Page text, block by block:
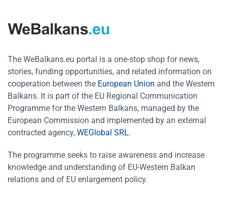
The WeBalkans.eu portal is a one-stop shop for news,
stories, funding opportunities, and related information on
cooperation between the European Union and the Western
Balkans. It is part of the EU Regional Communication
Programme for the Western Balkans, managed by the
European Commission and implemented by an external
contracted agency, WEGlobal SRL.
The programme seeks to raise awareness and increase
knowledge and understanding of EU-Western Balkan
relations and of EU enlargement policy.